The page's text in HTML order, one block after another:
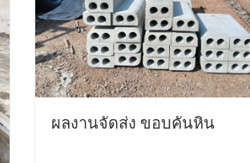
ผลงานจัดส่ง ขอบคันหิน